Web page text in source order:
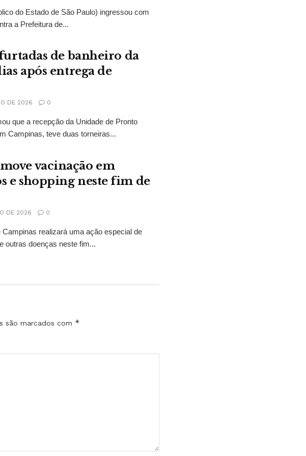
do Estado de São Paulo) ingressou com
a Prefeitura de...
de banheiro da
após entrega de
DE 2026 0
que a recepção da Unidade de Pronto
Campinas, teve duas torneiras...
vacinação em
e shopping neste fim de
DE 2026 0
realizará uma ação especial de
outras doenças neste fim...
são marcados com *